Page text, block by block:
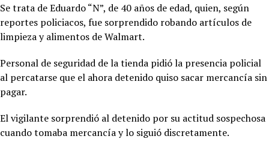
Se trata de Eduardo “N”, de 40 años de edad, quien, según
reportes policiacos, fue sorprendido robando artículos de
limpieza y alimentos de Walmart.
Personal de seguridad de la tienda pidió la presencia policial
al percatarse que el ahora detenido quiso sacar mercancía sin
pagar.
El vigilante sorprendió al detenido por su actitud sospechosa
cuando tomaba mercancía y lo siguió discretamente.